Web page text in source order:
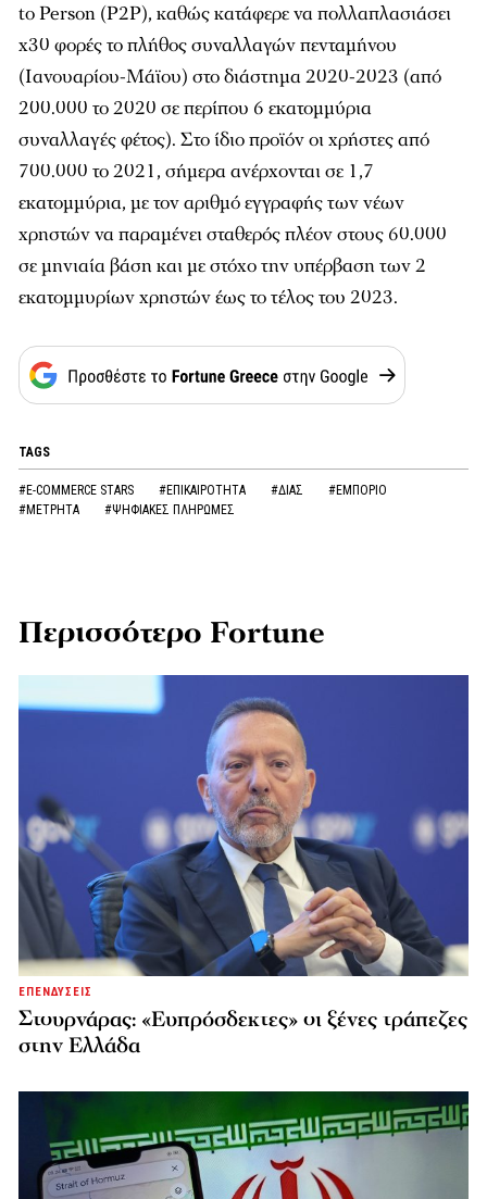
to Person (P2P), καθώς κατάφερε να πολλαπλασιάσει
x30 φορές το πλήθος συναλλαγών πενταμήνου
(Ιανουαρίου-Μάϊου) στο διάστημα 2020-2023 (από
200.000 το 2020 σε περίπου 6 εκατομμύρια
συναλλαγές φέτος). Στο ίδιο προϊόν οι χρήστες από
700.000 το 2021, σήμερα ανέρχονται σε 1,7
εκατομμύρια, με τον αριθμό εγγραφής των νέων
χρηστών να παραμένει σταθερός πλέον στους 60.000
σε μηνιαία βάση και με στόχο την υπέρβαση των 2
εκατομμυρίων χρηστών έως το τέλος του 2023.
TAGS
#E-COMMERCE STARS #ΕΠΙΚΑΙΡΟΤΗΤΑ #ΔΙΑΣ
#ΕΜΠΟΡΙΟ
#ΜΕΤΡΗΤΑ
#ΨΗΦΙΑΚΕΣ ΠΛΗΡΩΜΕΣ
Περισσότερο Fortune
ΕΠΕΝΔΥΣΕΙΣ
Στουρνάρας: «Ευπρόσδεκτες» οι ξένες τράπεζες
στην Ελλάδα